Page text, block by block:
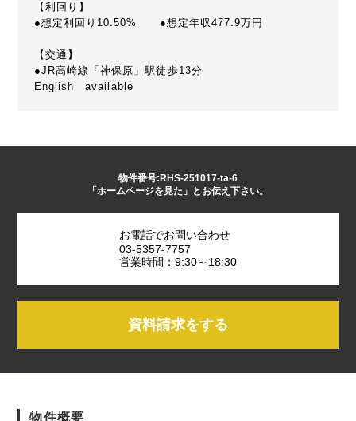
【利回り】
●想定利回り10.50% ●想定年収477.9万円
【交通】
●JR高崎線「神保原」駅徒歩13分
English available
物件番号:RHS-251017-ta-6
「ホームページを見た」とお伝え下さい。
お電話でお問い合わせ
03-5357-7757
営業時間：9:30～18:30
資料請求をする
物件概要